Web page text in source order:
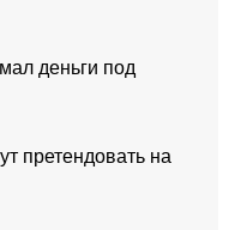
деньги под
претендовать на